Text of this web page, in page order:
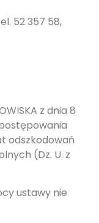
52 357 58,
z dnia 8
odszkodowań
(Dz. U. z
ustawy nie